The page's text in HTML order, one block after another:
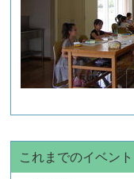
これまでのイベント